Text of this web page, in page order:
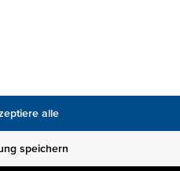
Präsenz?
alle
speichern